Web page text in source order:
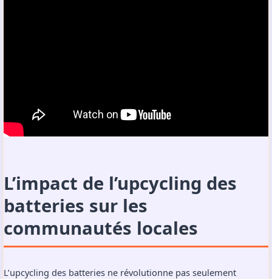
L’impact de l’upcycling des
batteries sur les
communautés locales
L’upcycling des batteries ne révolutionne pas seulement